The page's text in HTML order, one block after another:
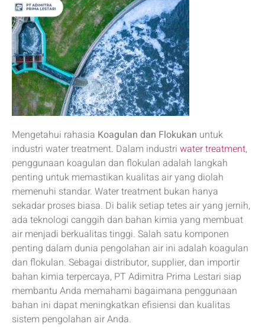
Mengetahui rahasia Koagulan dan Flokukan untuk
industri water treatment. Dalam industri water treatment,
penggunaan koagulan dan flokulan adalah langkah
penting untuk memastikan kualitas air yang diolah
memenuhi standar. Water treatment bukan hanya
sekadar proses biasa. Di balik setiap tetes air yang jernih,
ada teknologi canggih dan bahan kimia yang membuat
air menjadi berkualitas tinggi. Salah satu komponen
penting dalam dunia pengolahan air ini adalah koagulan
dan flokulan. Sebagai distributor, supplier, dan importir
bahan kimia terpercaya, PT Adimitra Prima Lestari siap
membantu Anda memahami bagaimana penggunaan
bahan ini dapat meningkatkan efisiensi dan kualitas
sistem pengolahan air Anda.